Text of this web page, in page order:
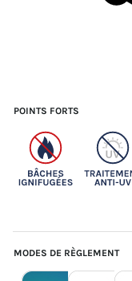
POINTS FORTS
MODES DE RÈGLEMENT